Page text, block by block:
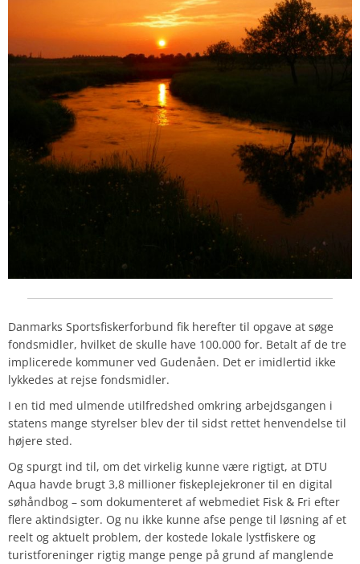
Danmarks Sportsfiskerforbund fik herefter til opgave at søge
fondsmidler, hvilket de skulle have 100.000 for. Betalt af de tre
implicerede kommuner ved Gudenåen. Det er imidlertid ikke
lykkedes at rejse fondsmidler.
I en tid med ulmende utilfredshed omkring arbejdsgangen i
statens mange styrelser blev der til sidst rettet henvendelse til
højere sted.
Og spurgt ind til, om det virkelig kunne være rigtigt, at DTU
Aqua havde brugt 3,8 millioner fiskeplejekroner til en digital
søhåndbog – som dokumenteret af webmediet Fisk & Fri efter
flere aktindsigter. Og nu ikke kunne afse penge til løsning af et
reelt og aktuelt problem, der kostede lokale lystfiskere og
turistforeninger rigtig mange penge på grund af manglende